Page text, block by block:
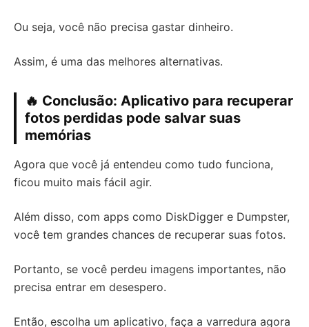
Ou seja, você não precisa gastar dinheiro.
Assim, é uma das melhores alternativas.
🔥 Conclusão: Aplicativo para recuperar
fotos perdidas pode salvar suas
memórias
Agora que você já entendeu como tudo funciona,
ficou muito mais fácil agir.
Além disso, com apps como DiskDigger e Dumpster,
você tem grandes chances de recuperar suas fotos.
Portanto, se você perdeu imagens importantes, não
precisa entrar em desespero.
Então, escolha um aplicativo, faça a varredura agora